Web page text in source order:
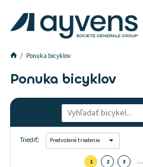
Ponuka bicyklov
Ponuka bicyklov
Špeciálna ponuka
Triediť:
1 2 3 …